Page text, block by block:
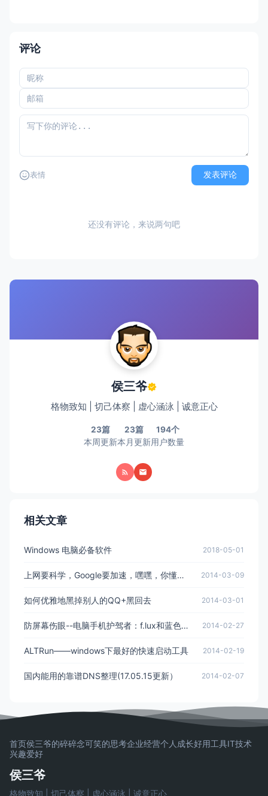
评论
表情 发表评论
还没有评论，来说两句吧
侯三爷
格物致知 | 切己体察 | 虚心涵泳 | 诚意正心
23篇
本周更新
23篇
本月更新
194个
用户数量
相关文章
Windows 电脑必备软件 2018-05-01
上网要科学，Google要加速，嘿嘿，你懂的（04.08.23更新） 2014-03-09
如何优雅地黑掉别人的QQ+黑回去 2014-03-01
防屏幕伤眼--电脑手机护驾者：f.lux和蓝色光波过滤器 2014-02-27
ALTRun——windows下最好的快速启动工具 2014-02-19
国内能用的靠谱DNS整理(17.05.15更新） 2014-02-07
首页侯三爷的碎碎念可笑的思考企业经营个人成长好用工具IT技术
兴趣爱好
侯三爷
格物致知 | 切己体察 | 虚心涵泳 | 诚意正心